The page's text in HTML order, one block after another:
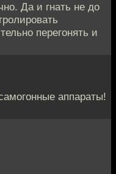
Да и гнать не до
перегонять и
аппараты!